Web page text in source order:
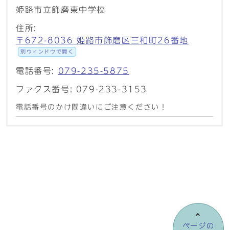
姫路市立飾磨東中学校
住所:
〒672-8036 姫路市飾磨区三和町26番地
別ウィンドウで開く
電話番号: 079-235-5875
ファクス番号: 079-233-3153
電話番号のかけ間違いにご注意ください！
ページの